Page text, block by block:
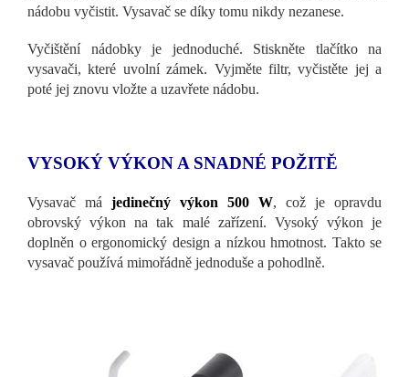
nádobu vyčistit. Vysavač se díky tomu nikdy nezanese.
Vyčištění nádobky je jednoduché. Stiskněte tlačítko na
vysavači, které uvolní zámek. Vyjměte filtr, vyčistěte jej a
poté jej znovu vložte a uzavřete nádobu.
VYSOKÝ VÝKON A SNADNÉ POŽITĚ
Vysavač má jedinečný výkon 500 W, což je opravdu
obrovský výkon na tak malé zařízení. Vysoký výkon je
doplněn o ergonomický design a nízkou hmotnost. Takto se
vysavač používá mimořádně jednoduše a pohodlně.